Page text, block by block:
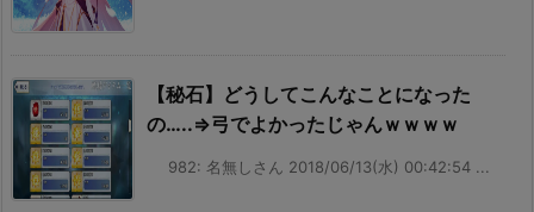
【秘石】どうしてこんなことになった
の…..⇒弓でよかったじゃんｗｗｗｗ
982: 名無しさん 2018/06/13(水) 00:42:54 ...